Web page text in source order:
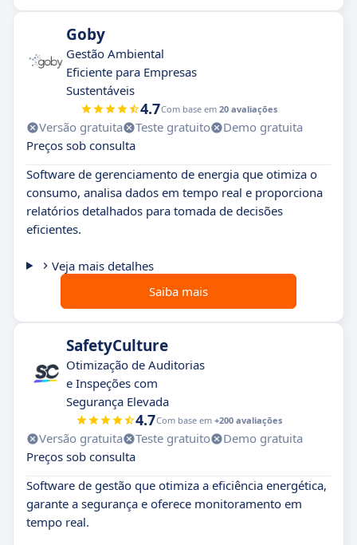
Goby
Gestão Ambiental
Eficiente para Empresas
Sustentáveis
4.7Com base em 20 avaliações
Versão gratuita Teste gratuito
Demo gratuita
Preços sob consulta
Software de gerenciamento de energia que otimiza o
consumo, analisa dados em tempo real e proporciona
relatórios detalhados para tomada de decisões
eficientes.
Veja mais detalhes
Saiba mais
SafetyCulture
Otimização de Auditorias
e Inspeções com
Segurança Elevada
4.7Com base em +200 avaliações
Versão gratuita Teste gratuito
Demo gratuita
Preços sob consulta
Software de gestão que otimiza a eficiência energética,
garante a segurança e oferece monitoramento em
tempo real.